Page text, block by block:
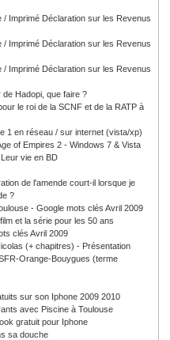
/ Imprimé Déclaration sur les Revenus
/ Imprimé Déclaration sur les Revenus
/ Imprimé Déclaration sur les Revenus
Hadopi, que faire ?
le roi de la SCNF et de la RATP à
1 en réseau / sur internet (vista/xp)
of Empires 2 - Windows 7 & Vista
vie en BD
de l'amende court-il lorsque je
?
- Google mots clés Avril 2009
et la série pour les 50 ans
clés Avril 2009
(+ chapitres) - Présentation
Orange-Bouygues (terme
sur son Iphone 2009 2010
avec Piscine à Toulouse
gratuit pour Iphone
sa douche